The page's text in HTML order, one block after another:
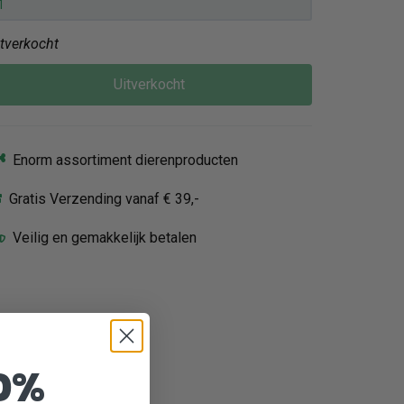
Uitverkocht
Enorm assortiment dierenproducten
Gratis Verzending vanaf € 39,-
Veilig en gemakkelijk betalen